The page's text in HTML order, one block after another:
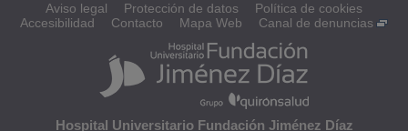
Aviso legal Protección de datos
Política de cookies
Accesibilidad
Contacto Mapa Web Canal de denuncias
Hospital Universitario Fundación Jiménez Díaz